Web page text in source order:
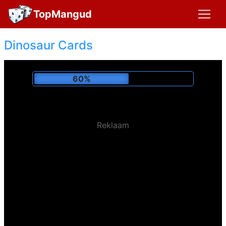
TopMangud
Dinosaur Cards
64%
Reklaam